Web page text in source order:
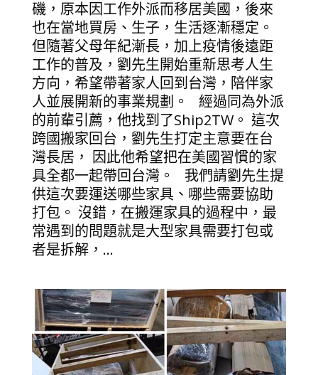
磯，原本因工作外派而移居美國，後來
也在當地買房、生子，生活逐漸穩定。
但隨著父母年紀漸長，加上疫情後遠距
工作的普及，劉先生開始重新思考人生
方向，希望帶著家人回到台灣，陪伴家
人並展開新的事業規劃。 經過同為外派
的前輩引薦，他找到了Ship2TW。 這次
跨國搬家回台，劉先生打定主意要在台
灣長居， 因此他希望把在美國習慣的家
具全都一起帶回台灣。 我們請劉先生提
供這次要運送哪些家具、哪些需要協助
打包。 沒錯，在搬運家具的過程中，最
常遇到的問題就是大型家具需要打包或
者是拆解，...